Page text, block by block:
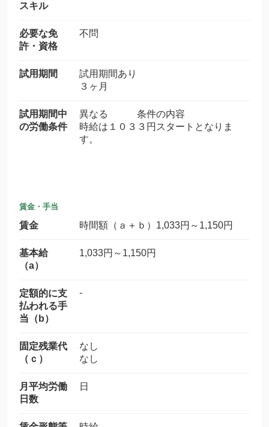
スキル
必要な免
許・資格
不問
試用期間
試用期間あり
３ヶ月
試用期間中
の労働条件
異なる 条件の内容
時給は１０３３円スタートとなりま
す。
賃金・手当
賃金 時間額（ａ＋ｂ）1,033円～1,150円
基本給
（a）
1,033円～1,150円
定額的に支
払われる手
当（b）
-
固定残業代
（ｃ）
なし
なし
月平均労働
日数
日